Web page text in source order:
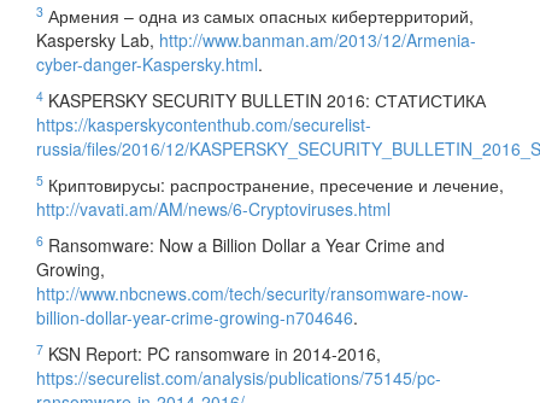
3 Армения – одна из самых опасных кибертерриторий,
Kaspersky Lab, http://www.banman.am/2013/12/Armenia-
cyber-danger-Kaspersky.html.
4 KASPERSKY SECURITY BULLETIN 2016: СТАТИСТИКА
https://kasperskycontenthub.com/securelist-
russia/files/2016/12/
5 Криптовирусы: распространение, пресечение и лечение,
http://vavati.am/AM/news/6-Cryptoviruses.html
6 Ransomware: Now a Billion Dollar a Year Crime and
Growing,
http://www.nbcnews.com/tech/security/ransomware-now-
billion-dollar-year-crime-growing-n704646.
7 KSN Report: PC ransomware in 2014-2016,
https://securelist.com/analysis/publications/75145/pc-